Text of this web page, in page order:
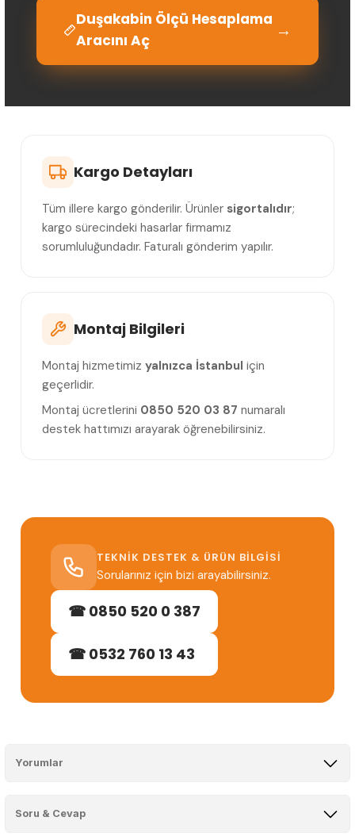
Duşakabin Ölçü Hesaplama
Aracını Aç
→
Kargo Detayları
Tüm illere kargo gönderilir. Ürünler sigortalıdır;
kargo sürecindeki hasarlar firmamız
sorumluluğundadır. Faturalı gönderim yapılır.
Montaj Bilgileri
Montaj hizmetimiz yalnızca İstanbul için
geçerlidir.
Montaj ücretlerini 0850 520 03 87 numaralı
destek hattımızı arayarak öğrenebilirsiniz.
TEKNIK DESTEK & ÜRÜN BILGISI
Sorularınız için bizi arayabilirsiniz.
☎ 0850 520 0 387
☎ 0532 760 13 43
Yorumlar
Soru & Cevap